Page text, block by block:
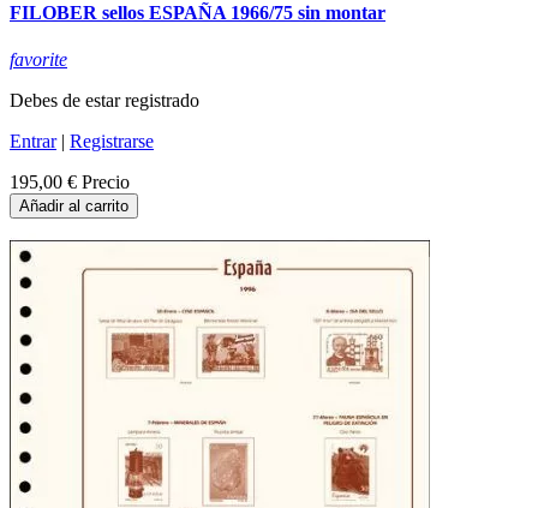
FILOBER sellos ESPAÑA 1966/75 sin montar
favorite
Debes de estar registrado
Entrar| Registrarse
195,00 € Precio
Añadir al carrito